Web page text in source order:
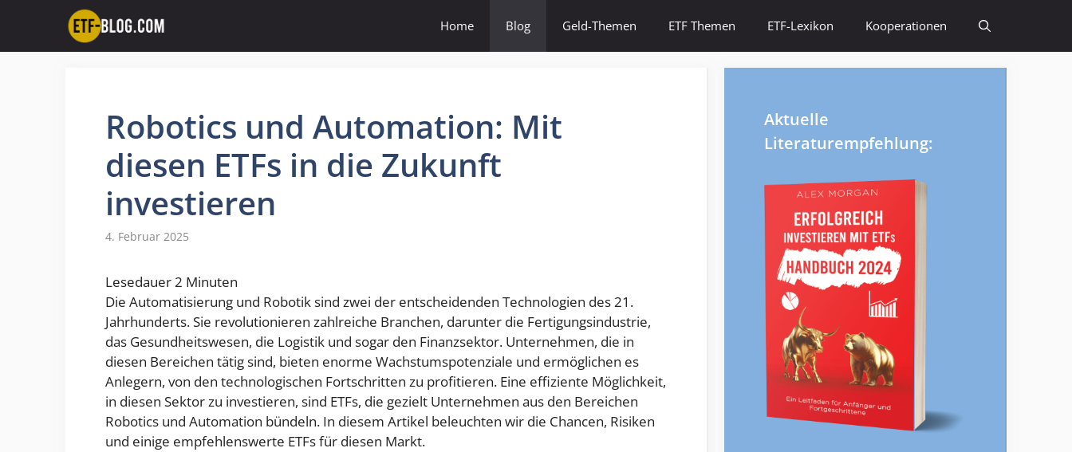
springen
Home Blog Geld-Themen ETF Themen ETF-Lexikon Kooperationen
Robotics und Automation: Mit
diesen ETFs in die Zukunft
investieren
4. Februar 2025
Lesedauer2 Minuten
Die Automatisierung und Robotik sind zwei der entscheidenden Technologien des 21.
Jahrhunderts. Sie revolutionieren zahlreiche Branchen, darunter die Fertigungsindustrie,
das Gesundheitswesen, die Logistik und sogar den Finanzsektor. Unternehmen, die in
diesen Bereichen tätig sind, bieten enorme Wachstumspotenziale und ermöglichen es
Anlegern, von den technologischen Fortschritten zu profitieren. Eine effiziente Möglichkeit,
in diesen Sektor zu investieren, sind ETFs, die gezielt Unternehmen aus den Bereichen
Robotics und Automation bündeln. In diesem Artikel beleuchten wir die Chancen, Risiken
und einige empfehlenswerte ETFs für diesen Markt.
Aktuelle
Literaturempfehlung: